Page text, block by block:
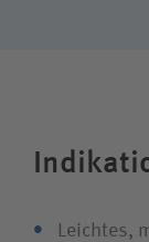
Leichtes,